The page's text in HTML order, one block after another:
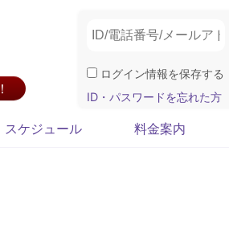
ログイン情報を保存する
ID・パスワードを忘れた方
スケジュール 料金案内